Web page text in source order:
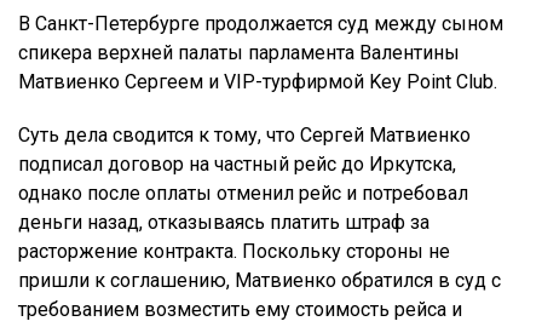
В Санкт-Петербурге продолжается суд между сыном
спикера верхней палаты парламента Валентины
Матвиенко Сергеем и VIP-турфирмой Key Point Club.
Суть дела сводится к тому, что Сергей Матвиенко
подписал договор на частный рейс до Иркутска,
однако после оплаты отменил рейс и потребовал
деньги назад, отказываясь платить штраф за
расторжение контракта. Поскольку стороны не
пришли к соглашению, Матвиенко обратился в суд с
требованием возместить ему стоимость рейса и